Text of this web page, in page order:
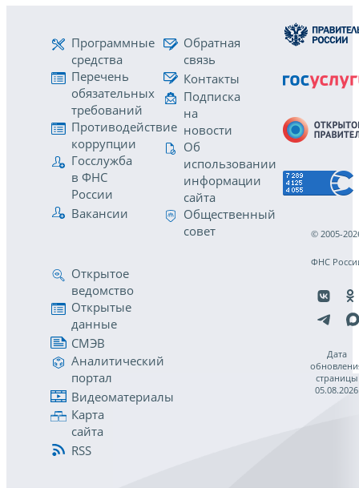
Программные
средства
Перечень
обязательных
требований
Противодействие
коррупции
Госслужба
в ФНС
России
Вакансии
Обратная
связь
Контакты
Подписка
на
новости
Об
использовании
информации
сайта
Общественный
совет
Открытое
ведомство
Открытые
данные
СМЭВ
Аналитический
портал
Видеоматериалы
Карта
сайта
RSS
© 2005-
ФНС
Дата
страницы
05.08.2026